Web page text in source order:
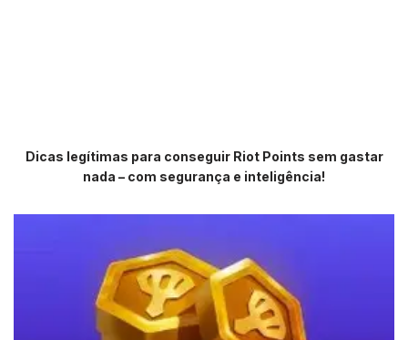
Dicas legítimas para conseguir Riot Points sem gastar
nada – com segurança e inteligência!